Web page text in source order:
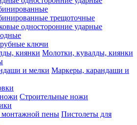
трещоточные
односторонние ударные
ключи
Молотки, кувалды, киянки
Маркеры, карандаши и
Строительные ножи
Пистолеты для